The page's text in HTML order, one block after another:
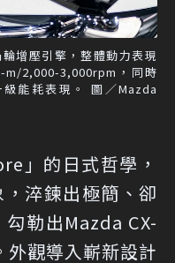
增壓引擎，整體動力表現
2,000-3,000rpm，同時
能耗表現。 圖／Mazda
」的日式哲學，
淬鍊出極簡、卻
勒出Mazda CX-
觀導入嶄新設計